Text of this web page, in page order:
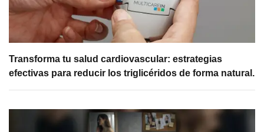
Transforma tu salud cardiovascular: estrategias
efectivas para reducir los triglicéridos de forma natural.